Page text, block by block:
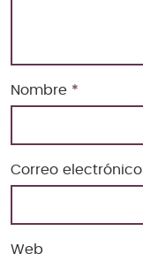
Nombre *
Correo electrónico
Web